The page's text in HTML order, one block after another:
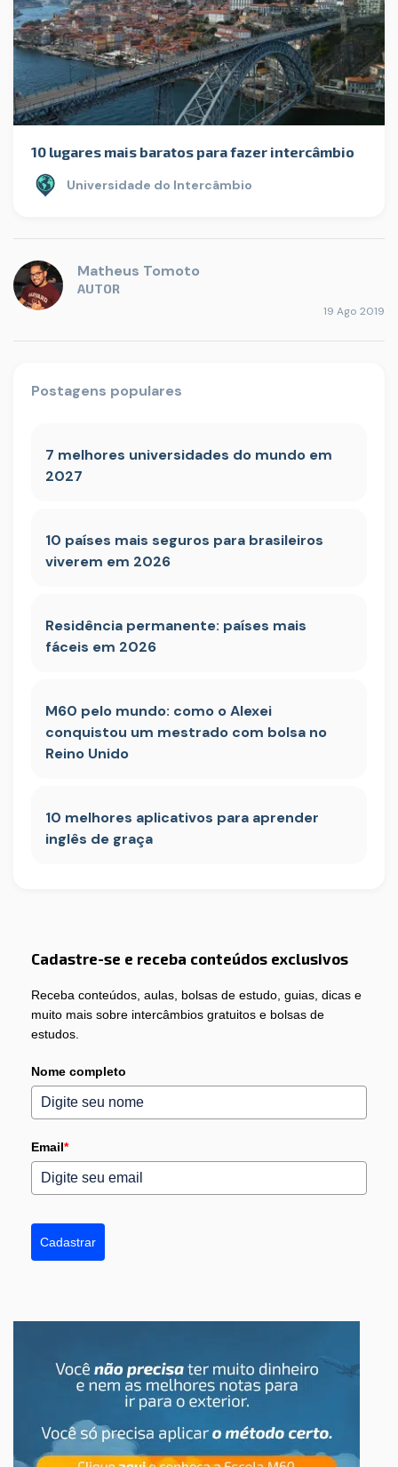
10 lugares mais baratos para fazer intercâmbio
Universidade do Intercâmbio
Matheus Tomoto
AUTOR
19 Ago 2019
Postagens populares
7 melhores universidades do mundo em
2027
10 países mais seguros para brasileiros
viverem em 2026
Residência permanente: países mais
fáceis em 2026
M60 pelo mundo: como o Alexei
conquistou um mestrado com bolsa no
Reino Unido
10 melhores aplicativos para aprender
inglês de graça
Cadastre-se e receba conteúdos exclusivos
Receba conteúdos, aulas, bolsas de estudo, guias, dicas e
muito mais sobre intercâmbios gratuitos e bolsas de
estudos.
Nome completo
Email*
Cadastrar